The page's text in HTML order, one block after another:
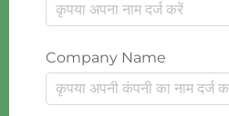
Company Name